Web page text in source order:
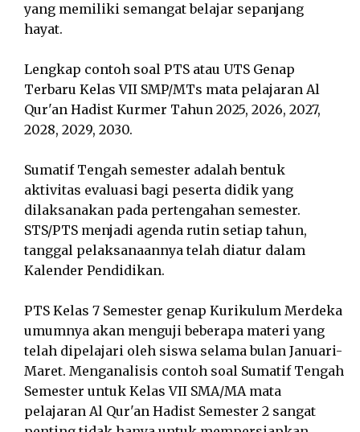
yang memiliki semangat belajar sepanjang
hayat.
Lengkap contoh soal PTS atau UTS Genap
Terbaru Kelas VII SMP/MTs mata pelajaran Al
Qur'an Hadist Kurmer Tahun 2025, 2026, 2027,
2028, 2029, 2030.
Sumatif Tengah semester adalah bentuk
aktivitas evaluasi bagi peserta didik yang
dilaksanakan pada pertengahan semester.
STS/PTS menjadi agenda rutin setiap tahun,
tanggal pelaksanaannya telah diatur dalam
Kalender Pendidikan.
PTS Kelas 7 Semester genap Kurikulum Merdeka
umumnya akan menguji beberapa materi yang
telah dipelajari oleh siswa selama bulan Januari-
Maret. Menganalisis contoh soal Sumatif Tengah
Semester untuk Kelas VII SMA/MA mata
pelajaran Al Qur'an Hadist Semester 2 sangat